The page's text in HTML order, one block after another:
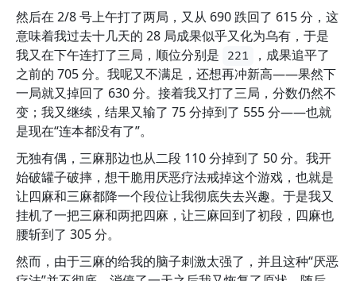
然后在 2/8 号上午打了两局，又从 690 跌回了 615 分，这
意味着我过去十几天的 28 局成果似乎又化为乌有，于是
我又在下午连打了三局，顺位分别是
221
，成果追平了
之前的 705 分。我呢又不满足，还想再冲新高——果然下
一局就又掉回了 630 分。接着我又打了三局，分数仍然不
变；我又继续，结果又输了 75 分掉到了 555 分——也就
是现在“连本都没有了”。
无独有偶，三麻那边也从二段 110 分掉到了 50 分。我开
始破罐子破摔，想干脆用厌恶疗法戒掉这个游戏，也就是
让四麻和三麻都降一个段位让我彻底失去兴趣。于是我又
挂机了一把三麻和两把四麻，让三麻回到了初段，四麻也
腰斩到了 305 分。
然而，由于三麻的给我的脑子刺激太强了，并且这种“厌恶